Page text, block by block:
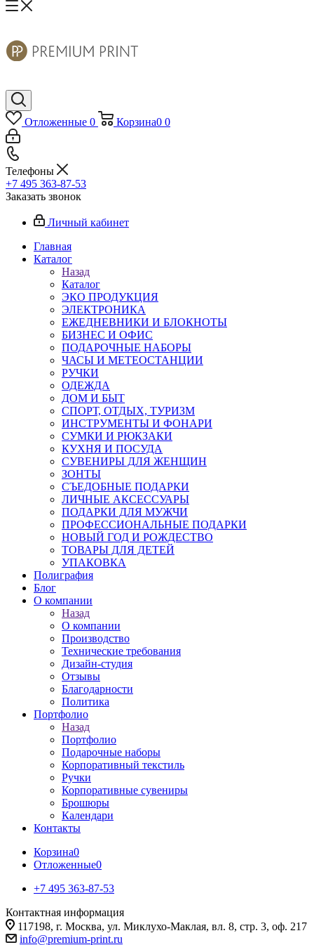
Отложенные 0 Корзина0 0
Телефоны
+7 495 363-87-53
Заказать звонок
Личный кабинет
Главная
Каталог
Назад
Каталог
ЭКО ПРОДУКЦИЯ
ЭЛЕКТРОНИКА
ЕЖЕДНЕВНИКИ И БЛОКНОТЫ
БИЗНЕС И ОФИС
ПОДАРОЧНЫЕ НАБОРЫ
ЧАСЫ И МЕТЕОСТАНЦИИ
РУЧКИ
ОДЕЖДА
ДОМ И БЫТ
СПОРТ, ОТДЫХ, ТУРИЗМ
ИНСТРУМЕНТЫ И ФОНАРИ
СУМКИ И РЮКЗАКИ
КУХНЯ И ПОСУДА
СУВЕНИРЫ ДЛЯ ЖЕНЩИН
ЗОНТЫ
СЪЕДОБНЫЕ ПОДАРКИ
ЛИЧНЫЕ АКСЕССУАРЫ
ПОДАРКИ ДЛЯ МУЖЧИ
ПРОФЕССИОНАЛЬНЫЕ ПОДАРКИ
НОВЫЙ ГОД И РОЖДЕСТВО
ТОВАРЫ ДЛЯ ДЕТЕЙ
УПАКОВКА
Полиграфия
Блог
О компании
Назад
О компании
Производство
Технические требования
Дизайн-студия
Отзывы
Благодарности
Политика
Портфолио
Назад
Портфолио
Подарочные наборы
Корпоративный текстиль
Ручки
Корпоративные сувениры
Брошюры
Календари
Контакты
Корзина0
Отложенные0
+7 495 363-87-53
Контактная информация
117198, г. Москва, ул. Миклухо-Маклая, вл. 8, стр. 3, оф. 217
info@premium-print.ru